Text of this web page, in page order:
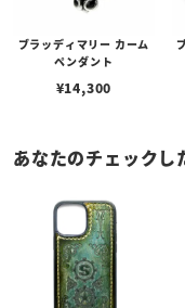
ブラッディマリー カーム
ペンダント
¥14,300
あなたのチェックし